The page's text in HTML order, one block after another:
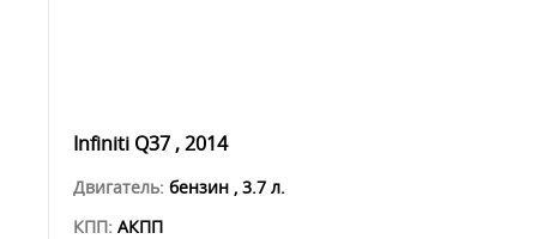
Infiniti Q37 , 2014
Двигатель: бензин , 3.7 л.
КПП: АКПП